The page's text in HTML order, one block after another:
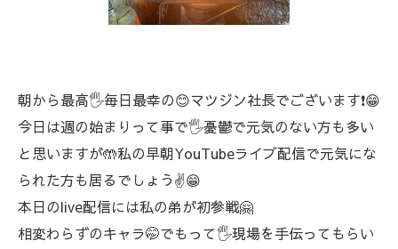
朝から最高🖐️毎日最幸の😊マツジン社長でございます❗😁
今日は週の始まりって事で🖐️憂鬱で元気のない方も多い
と思いますが🤲私の早朝YouTubeライブ配信で元気にな
られた方も居るでしょう✌️😁
本日のlive配信には私の弟が初参戦🤗
相変わらずのキャラ🤭でもって🖐️現場を手伝ってもらい